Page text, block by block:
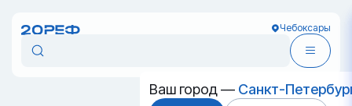
Чебоксары
Ваш город — Санкт-